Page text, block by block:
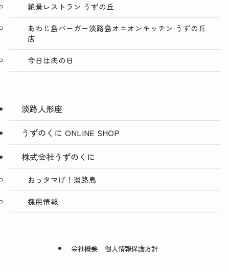
絶景レストラン うずの丘
あわじ島バーガー淡路島オニオンキッチン うずの丘
店
今日は肉の日
淡路人形座
うずのくに ONLINE SHOP
株式会社うずのくに
おっタマげ！淡路島
採用情報
会社概要 個人情報保護方針